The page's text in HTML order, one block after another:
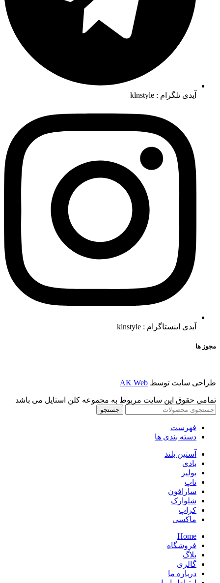
آیدی تلگرام : klnstyle
آیدی اینستاگرام : klnstyle
مجوز ها
طراحی سایت توسط AK Web
تمامی حقوق این سایت مربوط به مجموعه کلن استایل می باشد
جستجو
فهرست
دسته بندی ها
آستین بلند
بادی
بولیز
تاپ
سارافون
شلوارک
کراپ
ماکسی
Home
فروشگاه
بلاگ
گالری
درباره ما